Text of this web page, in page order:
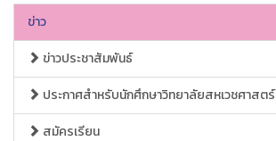
ข่าว
ข่าวประชาสัมพันธ์
ประกาศสำหรับนักศึกษาวิทยาลัยสหเวชศาสตร์
สมัครเรียน